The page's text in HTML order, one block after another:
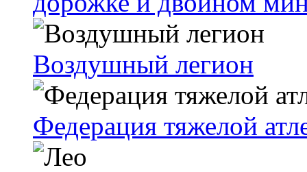
Воздушный легион
Федерация тяжелой